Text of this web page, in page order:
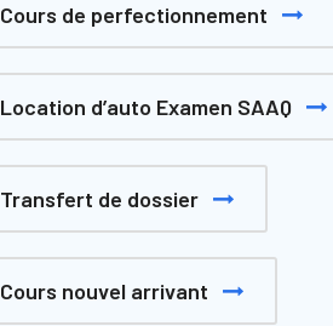
Cours de perfectionnement
Location d’auto Examen SAAQ
Transfert de dossier
Cours nouvel arrivant